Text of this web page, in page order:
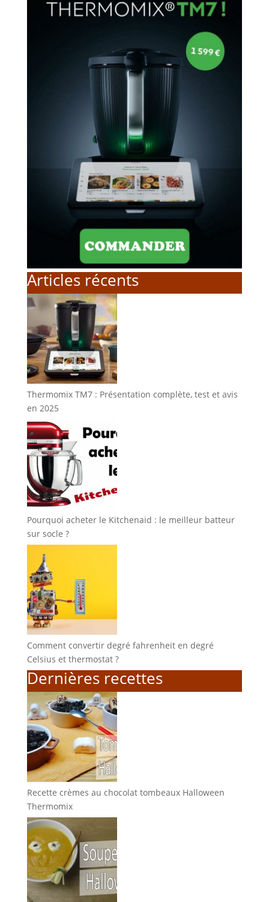
Articles récents
Thermomix TM7 : Présentation complète, test et avis
en 2025
Pourquoi acheter le Kitchenaid : le meilleur batteur
sur socle ?
Comment convertir degré fahrenheit en degré
Celsius et thermostat ?
Dernières recettes
Recette crèmes au chocolat tombeaux Halloween
Thermomix